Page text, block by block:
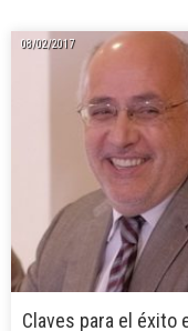
08/02/2017
Claves para el éxito